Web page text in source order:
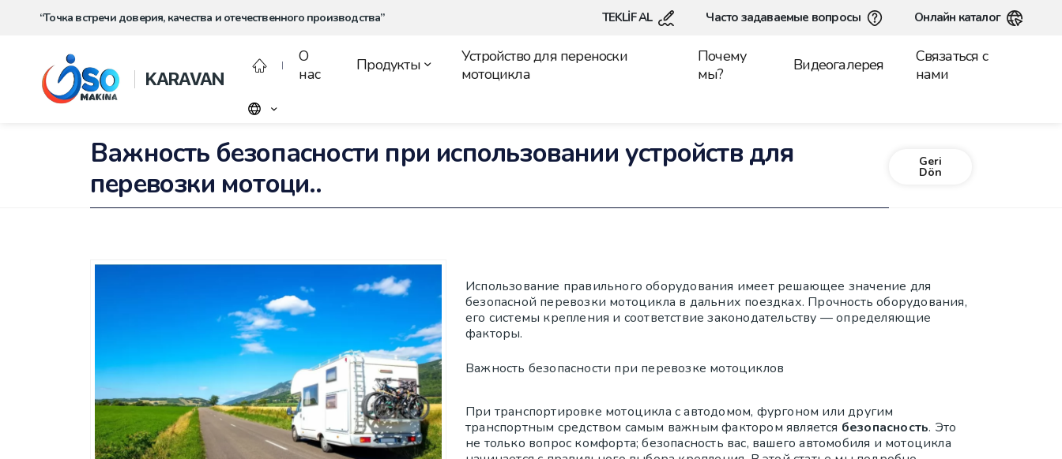
“Точка встречи доверия, качества и отечественного производства” TEKLİF AL Часто задаваемые вопросы Онлайн каталог
KARAVAN
О
нас
Продукты
Устройство для переноски
мотоцикла
Почему
мы?
Видеогалерея
Связаться с
нами
Важность безопасности при использовании устройств для
перевозки мотоци..
Geri
Dön
Использование правильного оборудования имеет решающее значение для
безопасной перевозки мотоцикла в дальних поездках. Прочность оборудования,
его системы крепления и соответствие законодательству — определяющие
факторы.
Важность безопасности при перевозке мотоциклов
При транспортировке мотоцикла с автодомом, фургоном или другим
транспортным средством самым важным фактором является безопасность. Это
не только вопрос комфорта; безопасность вас, вашего автомобиля и мотоцикла